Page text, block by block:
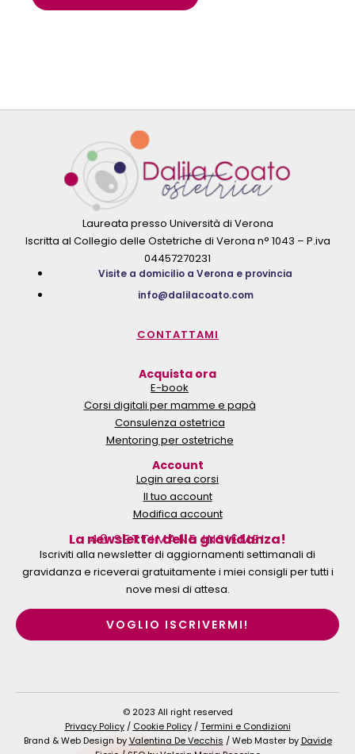
Laureata presso Università di Verona
Iscritta al Collegio delle Ostetriche di Verona n° 1043 – P.iva
04457270231
Visite a domicilio a Verona e provincia
info@dalilacoato.com
CONTATTAMI
Acquista ora
E-book
Corsi digitali per mamme e papà
Consulenza ostetrica
Mentoring per ostetriche
Account
Login area corsi
Il tuo account
Modifica account
40 SETTIMANE INSIEME!
La newsletter della gravidanza!
Iscriviti alla newsletter di aggiornamenti settimanali di
gravidanza e riceverai gratuitamente i miei consigli per tutti i
nove mesi di attesa.
VOGLIO ISCRIVERMI!
© 2023 All right reserved
Privacy Policy/ Cookie Policy/Termini e Condizioni
Brand & Web Design byValentina De Vecchis / Web Master by Davide